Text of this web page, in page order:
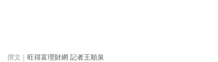
旺得富理財網 記者王順泉